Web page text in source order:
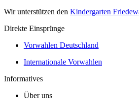
Wir unterstützen den Kindergarten
Direkte Einsprünge
Vorwahlen Deutschland
Internationale Vorwahlen
Informatives
Über uns